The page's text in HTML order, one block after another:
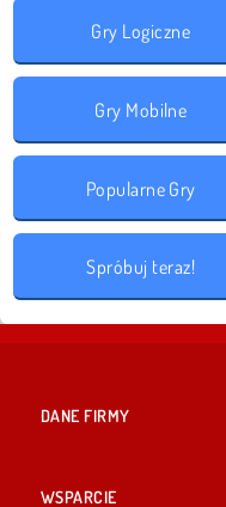
Gry Logiczne
Gry Mobilne
Popularne Gry
Spróbuj teraz!
DANE FIRMY
WSPARCIE